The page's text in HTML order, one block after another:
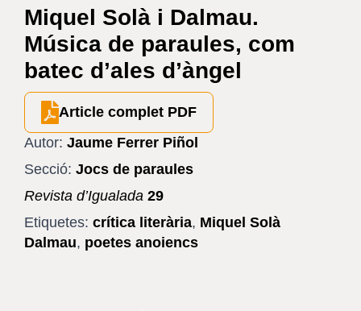
Miquel Solà i Dalmau.
Música de paraules, com
batec d’ales d’àngel
Article complet PDF
Autor: Jaume Ferrer Piñol
Secció: Jocs de paraules
Revista d’Igualada 29
Etiquetes: crítica literària, Miquel Solà
Dalmau, poetes anoiencs